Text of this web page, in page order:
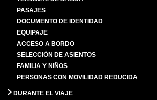
PASAJES
DOCUMENTO DE IDENTIDAD
EQUIPAJE
ACCESO A BORDO
SELECCIÓN DE ASIENTOS
FAMILIA Y NIÑOS
PERSONAS CON MOVILIDAD REDUCIDA
DURANTE EL VIAJE